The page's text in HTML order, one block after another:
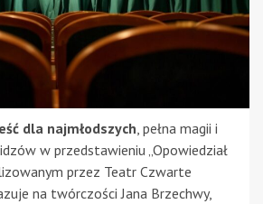
dla najmłodszych , pełna magii i
w przedstawieniu „Opowiedział
przez Teatr Czwarte
na twórczości Jana Brzechwy,